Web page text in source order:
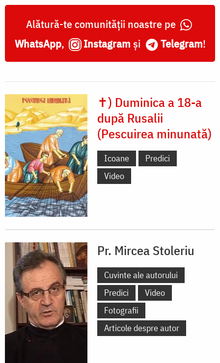
Alătură-te comunității noastre pe
WhatsApp, Instagram și Telegram!
✝) Duminica a 18-a
după Rusalii
(Pescuirea minunată)
Icoane
Predici
Video
Pr. Mircea Stoleriu
Cuvinte ale autorului
Predici
Video
Fotografii
Articole despre autor